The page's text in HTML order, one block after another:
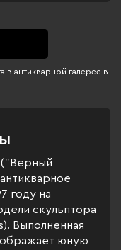
в антикварной галерее в
("Верный
году на
скульптора
Выполненная
юную